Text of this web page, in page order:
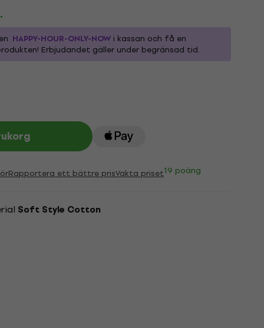
HAPPY-HOUR-ONLY-NOW i kassan och få en
Erbjudandet gäller under begränsad tid.
Rapportera ett bättre prisVakta priset19 poäng
Soft Style Cotton